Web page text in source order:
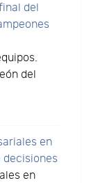
del
del
en
en